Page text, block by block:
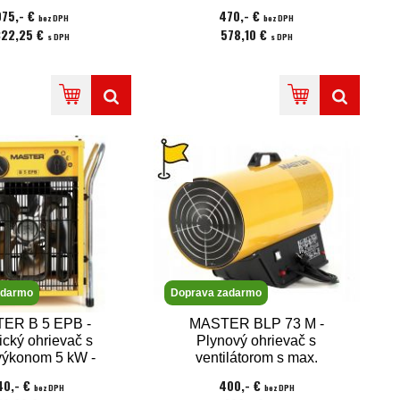
24hod.
€bez DPH
€ s DPH
termostat
470,- €bez DPH
578,10 € s DPH
B 5 EPB -
ohrievač s
5 kW -
€bez DPH
Doprava zadarmo
MASTER BLP 73 M -
Plynový ohrievač s
ventilátorom s max.
regulácia výkonu
400,- € bez DPH